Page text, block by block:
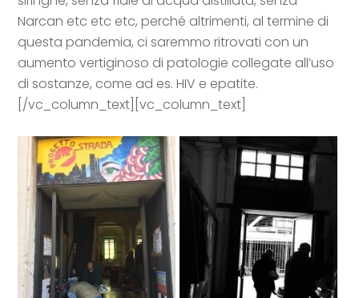
Narcan etc etc etc, perché altrimenti, al termine di
questa pandemia, ci saremmo ritrovati con un
aumento vertiginoso di patologie collegate all’uso
di sostanze, come ad es. HIV e epatite.
[/vc_column_text][vc_column_text]